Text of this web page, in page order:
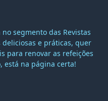
segmento das Revistas
e práticas, quer
para renovar as refeições
está na página certa!